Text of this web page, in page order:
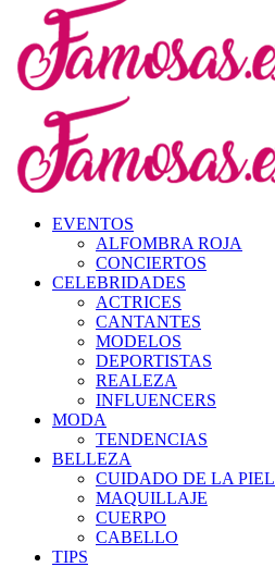
EVENTOS
ALFOMBRA ROJA
CONCIERTOS
CELEBRIDADES
ACTRICES
CANTANTES
MODELOS
DEPORTISTAS
REALEZA
INFLUENCERS
MODA
TENDENCIAS
BELLEZA
CUIDADO DE LA PIEL
MAQUILLAJE
CUERPO
CABELLO
TIPS